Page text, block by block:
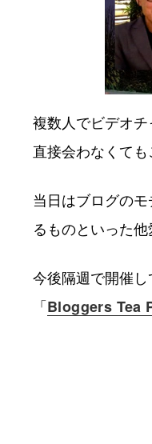
複数人でビデオ
直接会わなくて
当日はブログの
るものといった
今後隔週で開催
「Bloggers Tea